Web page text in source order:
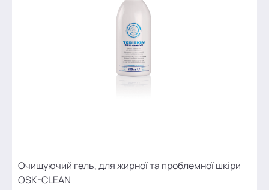
Очищуючий гель, для жирної та проблемної шкіри
OSK-CLEAN